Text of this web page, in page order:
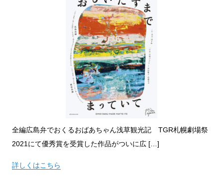
全編広島弁でおくるおばあちゃん浅草観光記 TGR札幌劇場祭
2021にて優秀賞を受賞した作品がついに広 […]
詳しくはこちら